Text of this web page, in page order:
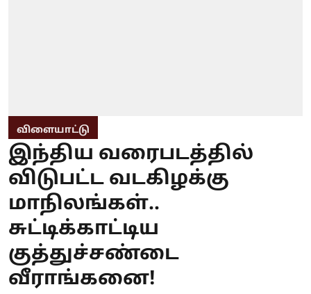
விளையாட்டு
இந்திய வரைபடத்தில்
விடுபட்ட வடகிழக்கு
மாநிலங்கள்..
சுட்டிக்காட்டிய
குத்துச்சண்டை
வீராங்கனை!